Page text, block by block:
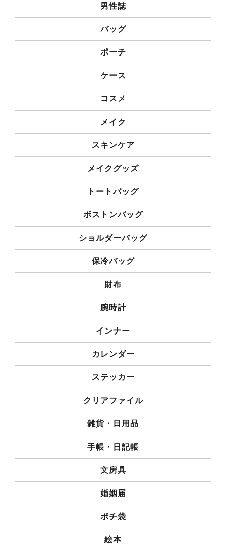
男性誌
バッグ
ポーチ
ケース
コスメ
メイク
スキンケア
メイクグッズ
トートバッグ
ボストンバッグ
ショルダーバッグ
保冷バッグ
財布
腕時計
インナー
カレンダー
ステッカー
クリアファイル
雑貨・日用品
手帳・日記帳
文房具
婚姻届
ポチ袋
絵本